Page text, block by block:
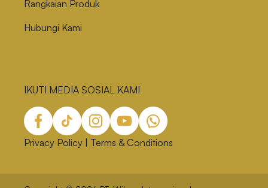
Rangkaian Produk
Hubungi Kami
IKUTI MEDIA SOSIAL KAMI
Privacy Policy | Terms & Conditions